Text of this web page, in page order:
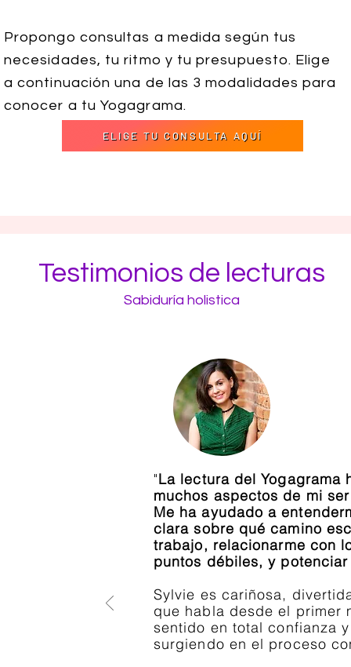
ELIGE TU CONSULTA AQUÍ
Propongo consultas a medida según tus
necesidades, tu ritmo y tu presupuesto. Elige
a continuación una de las 3 modalidades para
conocer a tu Yogagrama.
Testimonios de lecturas
Sabiduría holistica
"La lectura del Yogagrama
muchos aspectos de mi
Me ha ayudado a
clara sobre qué camino
trabajo, relacionarme con
puntos débiles, y
Sylvie es cariñosa,
que habla desde el primer
sentido en total confianza
surgiendo en el proceso